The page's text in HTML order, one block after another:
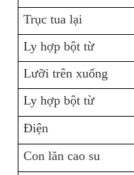
Trục tua lại
Ly hợp bột từ
Lưỡi trên xuống
Ly hợp bột từ
Điện
Con lăn cao su